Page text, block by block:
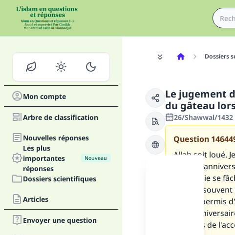
Mon compte
Arbre de classification
Nouvelles réponses
Les plus
importantes
réponses
Nouveau
Dossiers scientifiques
Articles
Envoyer une question
Dossiers
Le jugement
du gâteau
26/Shawwal/
Question
Allah soit loué.
de mon
mon amie se
célèbre
M'est il permis
mon
il permis de